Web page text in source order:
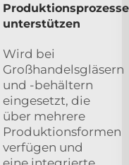
Produktionsprozesse
unterstützen
Wird bei
Großhandelsgläsern
und -behältern
eingesetzt, die
über mehrere
Produktionsformen
verfügen und